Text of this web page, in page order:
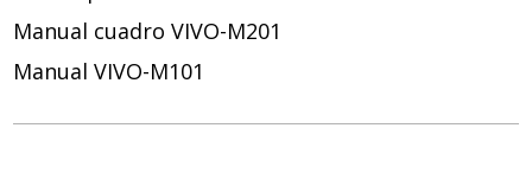
Manual cuadro VIVO-M201
Manual VIVO-M101